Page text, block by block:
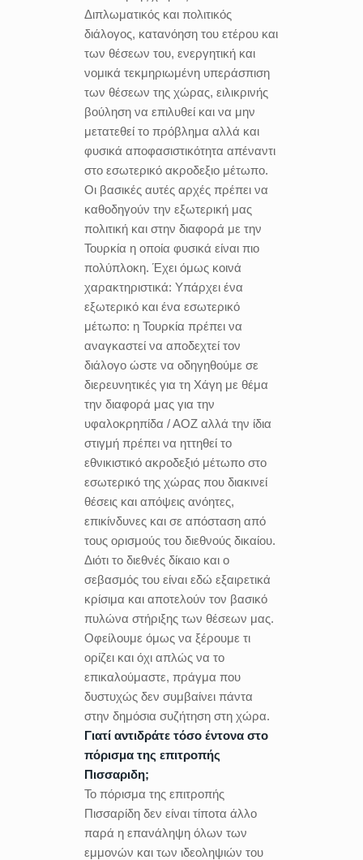
Διπλωματικός και πολιτικός
διάλογος, κατανόηση του ετέρου και
των θέσεων του, ενεργητική και
νομικά τεκμηριωμένη υπεράσπιση
των θέσεων της χώρας, ειλικρινής
βούληση να επιλυθεί και να μην
μετατεθεί το πρόβλημα αλλά και
φυσικά αποφασιστικότητα απέναντι
στο εσωτερικό ακροδεξιο μέτωπο.
Οι βασικές αυτές αρχές πρέπει να
καθοδηγούν την εξωτερική μας
πολιτική και στην διαφορά με την
Τουρκία η οποία φυσικά είναι πιο
πολύπλοκη. Έχει όμως κοινά
χαρακτηριστικά: Υπάρχει ένα
εξωτερικό και ένα εσωτερικό
μέτωπο: η Τουρκία πρέπει να
αναγκαστεί να αποδεχτεί τον
διάλογο ώστε να οδηγηθούμε σε
διερευνητικές για τη Χάγη με θέμα
την διαφορά μας για την
υφαλοκρηπίδα / ΑΟΖ αλλά την ίδια
στιγμή πρέπει να ηττηθεί το
εθνικιστικό ακροδεξιό μέτωπο στο
εσωτερικό της χώρας που διακινεί
θέσεις και απόψεις ανόητες,
επικίνδυνες και σε απόσταση από
τους ορισμούς του διεθνούς δικαίου.
Διότι το διεθνές δίκαιο και ο
σεβασμός του είναι εδώ εξαιρετικά
κρίσιμα και αποτελούν τον βασικό
πυλώνα στήριξης των θέσεων μας.
Οφείλουμε όμως να ξέρουμε τι
ορίζει και όχι απλώς να το
επικαλούμαστε, πράγμα που
δυστυχώς δεν συμβαίνει πάντα
στην δημόσια συζήτηση στη χώρα.
Γιατί αντιδράτε τόσο έντονα στο
πόρισμα της επιτροπής
Πισσαριδη;
Το πόρισμα της επιτροπής
Πισσαρίδη δεν είναι τίποτα άλλο
παρά η επανάληψη όλων των
εμμονών και των ιδεοληψιών του